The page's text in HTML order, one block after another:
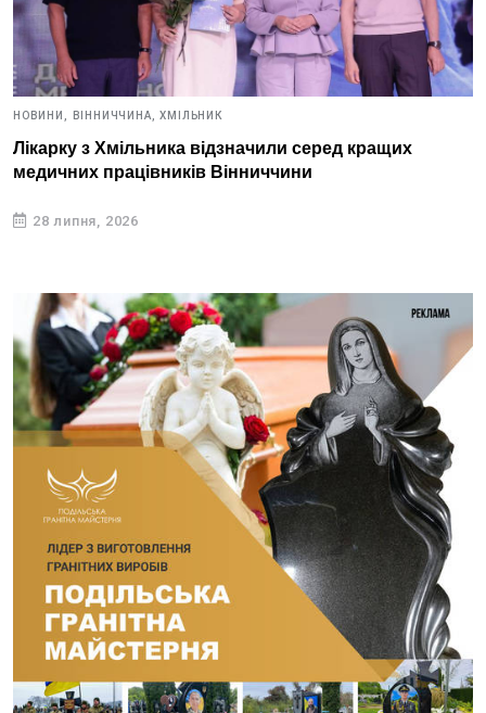
НОВИНИ, ВІННИЧЧИНА, ХМІЛЬНИК
Лікарку з Хмільника відзначили серед кращих
медичних працівників Вінниччини
28 липня, 2026